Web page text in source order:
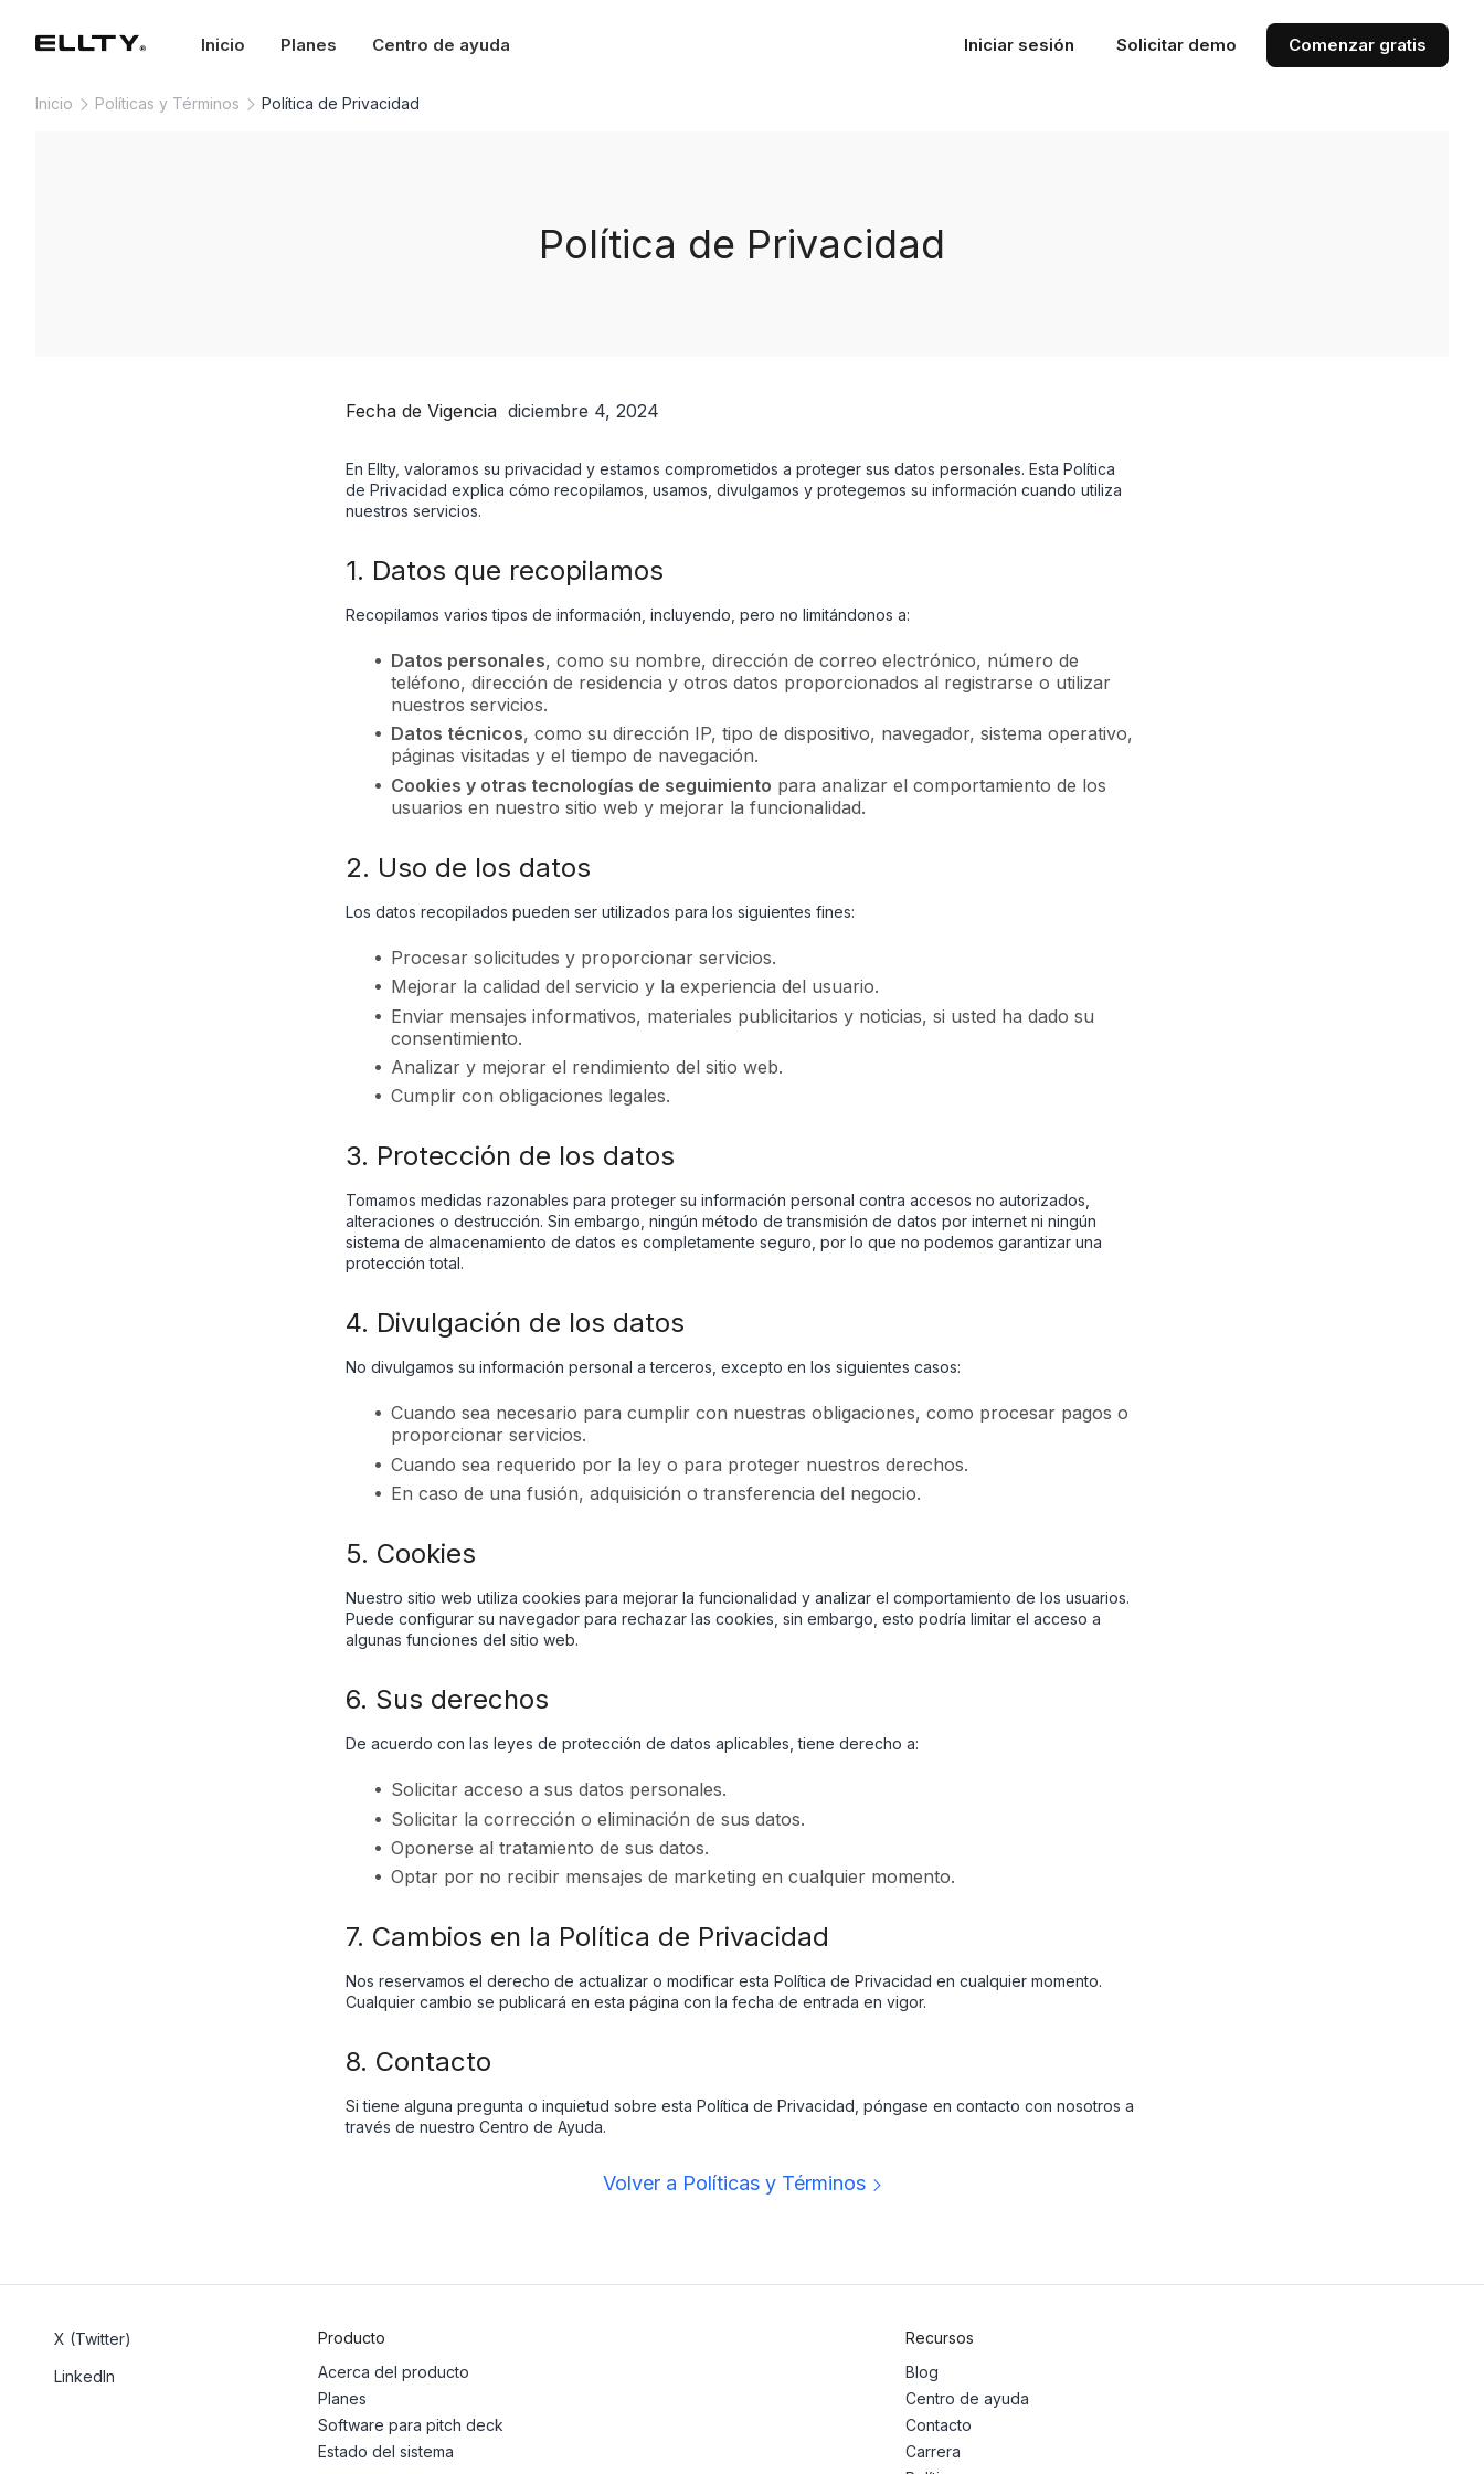
Inicio Planes Centro de ayuda Iniciar sesión Solicitar demo Comenzar gratis
Inicio Políticas y Términos Política de Privacidad
Política de Privacidad
Fecha de Vigencia diciembre 4, 2024
En Ellty, valoramos su privacidad y estamos comprometidos a proteger sus datos personales. Esta Política
de Privacidad explica cómo recopilamos, usamos, divulgamos y protegemos su información cuando utiliza
nuestros servicios.
1. Datos que recopilamos
Recopilamos varios tipos de información, incluyendo, pero no limitándonos a:
Datos personales, como su nombre, dirección de correo electrónico, número de
teléfono, dirección de residencia y otros datos proporcionados al registrarse o utilizar
nuestros servicios.
Datos técnicos, como su dirección IP, tipo de dispositivo, navegador, sistema operativo,
páginas visitadas y el tiempo de navegación.
Cookies y otras tecnologías de seguimiento para analizar el comportamiento de los
usuarios en nuestro sitio web y mejorar la funcionalidad.
2. Uso de los datos
Los datos recopilados pueden ser utilizados para los siguientes fines:
Procesar solicitudes y proporcionar servicios.
Mejorar la calidad del servicio y la experiencia del usuario.
Enviar mensajes informativos, materiales publicitarios y noticias, si usted ha dado su
consentimiento.
Analizar y mejorar el rendimiento del sitio web.
Cumplir con obligaciones legales.
3. Protección de los datos
Tomamos medidas razonables para proteger su información personal contra accesos no autorizados,
alteraciones o destrucción. Sin embargo, ningún método de transmisión de datos por internet ni ningún
sistema de almacenamiento de datos es completamente seguro, por lo que no podemos garantizar una
protección total.
4. Divulgación de los datos
No divulgamos su información personal a terceros, excepto en los siguientes casos:
Cuando sea necesario para cumplir con nuestras obligaciones, como procesar pagos o
proporcionar servicios.
Cuando sea requerido por la ley o para proteger nuestros derechos.
En caso de una fusión, adquisición o transferencia del negocio.
5. Cookies
Nuestro sitio web utiliza cookies para mejorar la funcionalidad y analizar el comportamiento de los usuarios.
Puede configurar su navegador para rechazar las cookies, sin embargo, esto podría limitar el acceso a
algunas funciones del sitio web.
6. Sus derechos
De acuerdo con las leyes de protección de datos aplicables, tiene derecho a:
Solicitar acceso a sus datos personales.
Solicitar la corrección o eliminación de sus datos.
Oponerse al tratamiento de sus datos.
Optar por no recibir mensajes de marketing en cualquier momento.
7. Cambios en la Política de Privacidad
Nos reservamos el derecho de actualizar o modificar esta Política de Privacidad en cualquier momento.
Cualquier cambio se publicará en esta página con la fecha de entrada en vigor.
8. Contacto
Si tiene alguna pregunta o inquietud sobre esta Política de Privacidad, póngase en contacto con nosotros a
través de nuestro Centro de Ayuda.
Volver a Políticas y Términos
X (Twitter)
LinkedIn
Producto
Acerca del producto
Planes
Software para pitch deck
Estado del sistema
Recursos
Blog
Centro de ayuda
Contacto
Carrera